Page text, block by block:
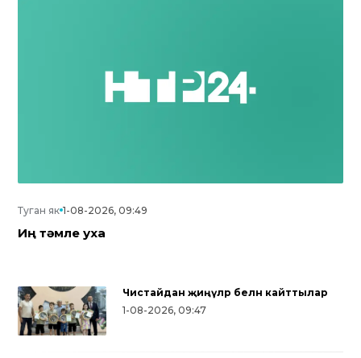
Туган як 1-08-2026, 09:49
Иң тәмле уха
Чистайдан җиңүләр белән кайттылар
1-08-2026, 09:47